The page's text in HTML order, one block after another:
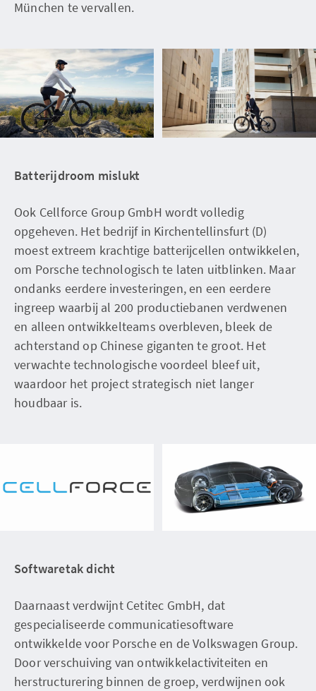
München te vervallen.
Batterijdroom mislukt
Ook Cellforce Group GmbH wordt volledig
opgeheven. Het bedrijf in Kirchentellinsfurt (D)
moest extreem krachtige batterijcellen ontwikkelen,
om Porsche technologisch te laten uitblinken. Maar
ondanks eerdere investeringen, en een eerdere
ingreep waarbij al 200 productiebanen verdwenen
en alleen ontwikkelteams overbleven, bleek de
achterstand op Chinese giganten te groot. Het
verwachte technologische voordeel bleef uit,
waardoor het project strategisch niet langer
houdbaar is.
Softwaretak dicht
Daarnaast verdwijnt Cetitec GmbH, dat
gespecialiseerde communicatiesoftware
ontwikkelde voor Porsche en de Volkswagen Group.
Door verschuiving van ontwikkelactiviteiten en
herstructurering binnen de groep, verdwijnen ook